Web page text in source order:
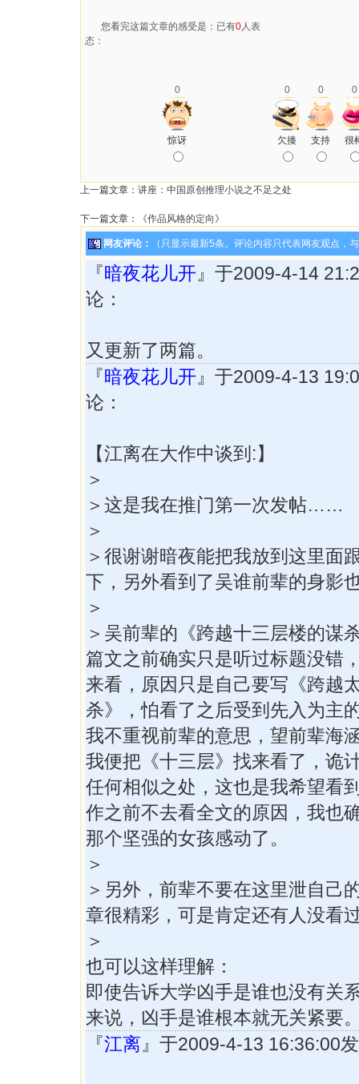
您看完这篇文章的感受是：已有0人表
态：
0 0 0 0
惊讶 欠揍 支持 很
上一篇文章： 讲座：中国原创推理小说之不足之处
下一篇文章： 《作品风格的定向》
网友评论： （只显示最新5条。评论内容只代表网友观点，
『暗夜花儿开 』于2009-4-14
论：
又更新了两篇。
『暗夜花儿开 』于2009-4-13
论：
【江离在大作中谈到:】
＞
＞这是我在推门第一次发帖……
＞
＞很谢谢暗夜能把我放到这里面
下，另外看到了吴谁前辈的身
＞
＞吴前辈的《跨越十三层楼的谋
篇文之前确实只是听过标题没错
来看，原因只是自己要写《跨越
杀》，怕看了之后受到先入为主
我不重视前辈的意思，望前辈
我便把《十三层》找来看了，诡
任何相似之处，这也是我希望看
作之前不去看全文的原因，我也
那个坚强的女孩感动了。
＞
＞另外，前辈不要在这里泄自己
章很精彩，可是肯定还有人没
＞
也可以这样理解：
即使告诉大学凶手是谁也没有关
来说，凶手是谁根本就无关紧要
『江离 』于2009-4-13 16:36:00